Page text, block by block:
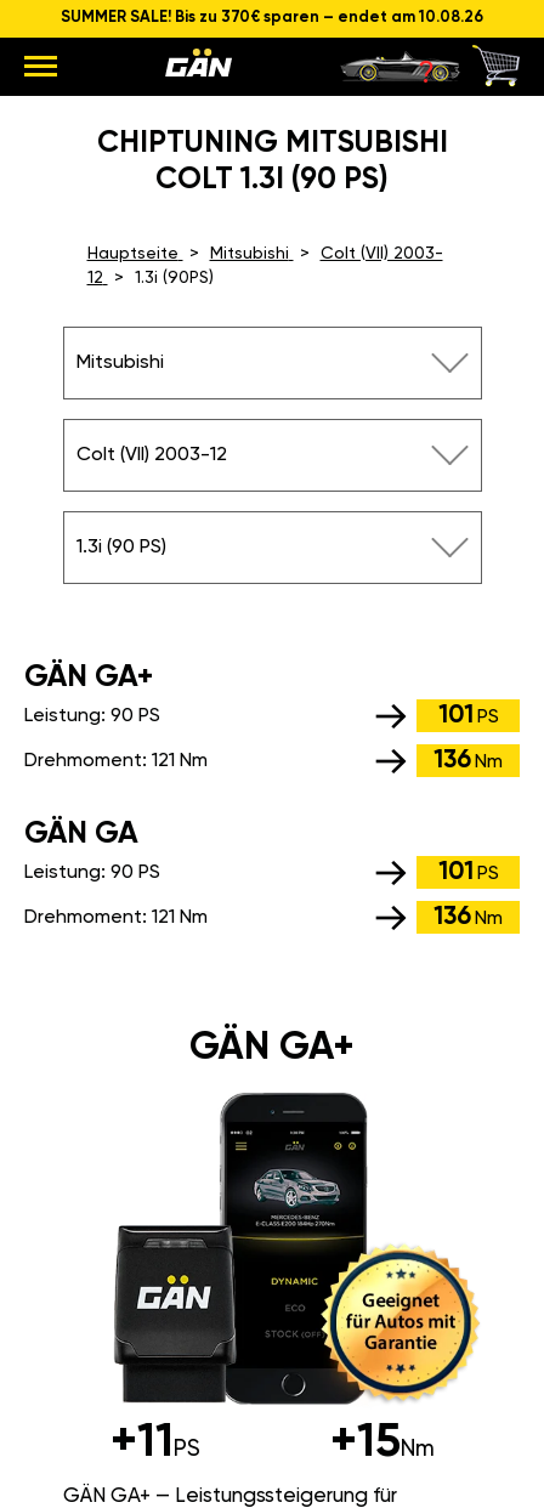
SUMMER SALE! Bis zu 370€ sparen – endet am 10.08.26
CHIPTUNING MITSUBISHI
COLT 1.3I (90 PS)
Hauptseite Mitsubishi
Colt (VII) 2003-
12
1.3i (90PS)
Mitsubishi
Colt (VII) 2003-12
1.3i (90 PS)
GÄN GA+
Leistung: 90 PS 101 PS
Drehmoment: 121 Nm 136 Nm
GÄN GA
Leistung: 90 PS 101 PS
Drehmoment: 121 Nm 136 Nm
GÄN GA+
+11 PS +15Nm
GÄN GA+ — Leistungssteigerung für